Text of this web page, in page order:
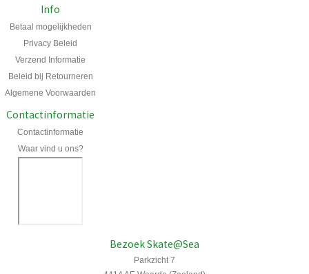
Info
Betaal mogelijkheden
Privacy Beleid
Verzend Informatie
Beleid bij Retourneren
Algemene Voorwaarden
Contactinformatie
Contactinformatie
Waar vind u ons?
Bezoek Skate@Sea
Parkzicht 7